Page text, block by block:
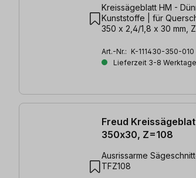
Kreissägeblatt HM -
Kunststoffe | für
350 x 2,4/1,8 x 30 mm,
Art.-Nr.: K-111430-350-010
Lieferzeit 3-8 Werktage
Freud
350x30, Z=108
Ausrissarme
TFZ108